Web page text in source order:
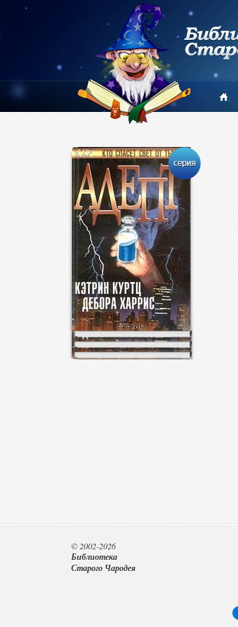
© 2002-2026
Библиотека
Старого Чародея